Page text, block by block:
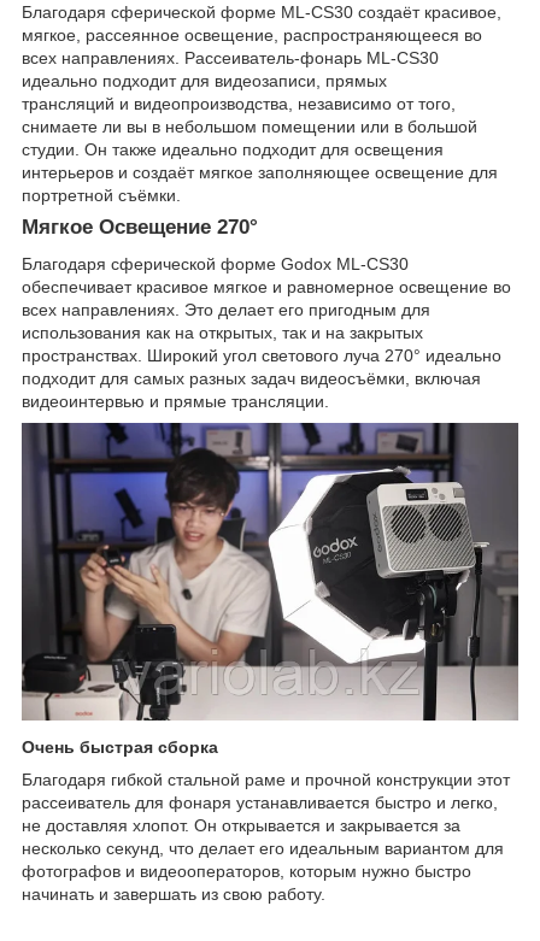
Благодаря сферической форме ML-CS30 создаёт красивое,
мягкое, рассеянное освещение, распространяющееся во
всех направлениях. Рассеиватель-фонарь ML-CS30
идеально подходит для видеозаписи, прямых
трансляций и видеопроизводства, независимо от того,
снимаете ли вы в небольшом помещении или в большой
студии. Он также идеально подходит для освещения
интерьеров и создаёт мягкое заполняющее освещение для
портретной съёмки.
Мягкое Освещение 270°
Благодаря сферической форме Godox ML-CS30
обеспечивает красивое мягкое и равномерное освещение во
всех направлениях. Это делает его пригодным для
использования как на открытых, так и на закрытых
пространствах. Широкий угол светового луча 270° идеально
подходит для самых разных задач видеосъёмки, включая
видеоинтервью и прямые трансляции.
Очень быстрая сборка
Благодаря гибкой стальной раме и прочной конструкции этот
рассеиватель для фонаря устанавливается быстро и легко,
не доставляя хлопот. Он открывается и закрывается за
несколько секунд, что делает его идеальным вариантом для
фотографов и видеооператоров, которым нужно быстро
начинать и завершать из свою работу.